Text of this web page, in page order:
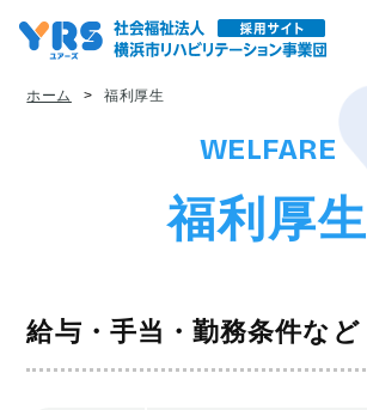
ホーム > 福利厚生
WELFARE
福利厚生
給与・手当・勤務条件など